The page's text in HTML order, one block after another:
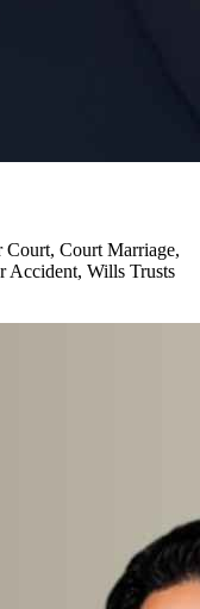
Court, Court Marriage,
Accident, Wills Trusts